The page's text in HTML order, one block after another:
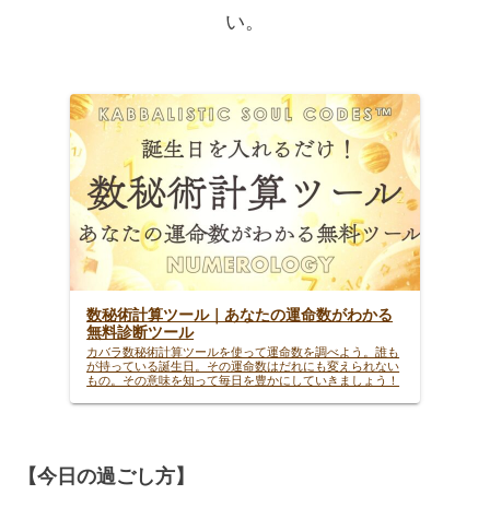
い。
数秘術計算ツール｜あなたの運命数がわかる
無料診断ツール
カバラ数秘術計算ツールを使って運命数を調べよう。誰も
が持っている誕生日。その運命数はだれにも変えられない
もの。その意味を知って毎日を豊かにしていきましょう！
【今日の過ごし方】